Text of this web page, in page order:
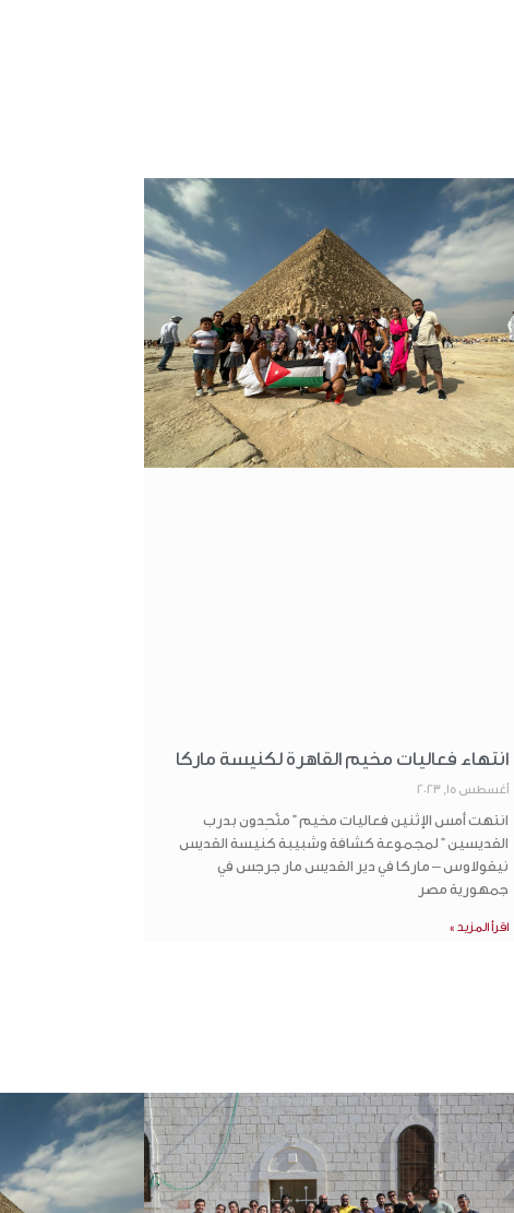
انتهاء فعاليات مخيم القاهرة لكنيسة ماركا
أغسطس 15, 2023
انتهت أمس الإثنين فعاليات مخيم ” متّحِدون بدرب
القديسين ” لمجموعة كشافة وشبيبة كنيسة القديس
نيقولاوس – ماركا في دير القديس مار جرجس في
جمهورية مصر
اقرأ المزيد »
المكتبة
المدارس
بيت العائلة
5921146 6 962+